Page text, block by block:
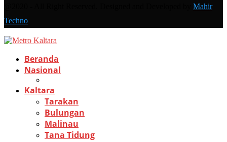
Mahir
Techno
Beranda
Nasional
Kaltara
Tarakan
Bulungan
Malinau
Tana Tidung